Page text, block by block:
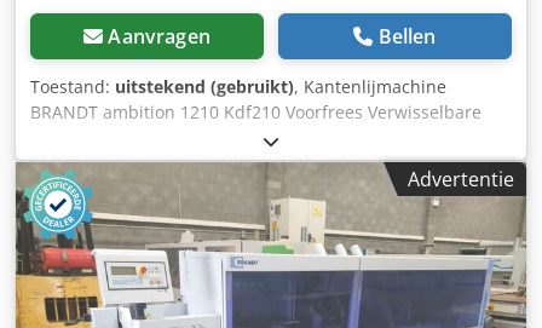
Aanvragen Bellen
Toestand: uitstekend (gebruikt), Kantenlijmachine
BRANDT ambition 1210 Kdf210 Voorfrees Verwisselbare
lijmpot Aanbrengen van lijm met een rol Pneumatische
voorfrees Aandrukwalsen Afsnijkoppen Dkedszqz Rpepfx
Ac Nor Freesaggregaat boven en onder R1-R2
Profielschuurunit Vlakschuurunit Maximale hoogte van het
onderdeel 60 mm Maximale dikte van de kantenband in rol
3 mm Voeding 11 m/min Lengte van de machine 370 cm
Aansluitvermogen ongeveer 9 kW Machine is
gecontroleerd en klaar voor gebruik.
Advertentie